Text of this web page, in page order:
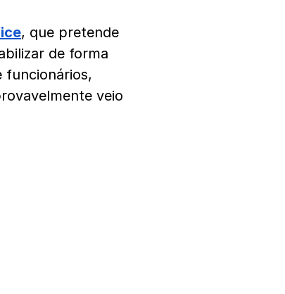
, que pretende
de forma
funcionários,
veio